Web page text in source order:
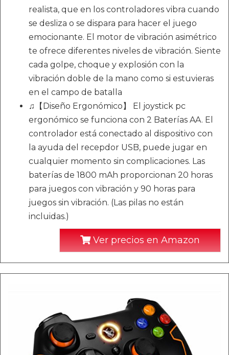
realista, que en los controladores vibra cuando
se desliza o se dispara para hacer el juego
emocionante. El motor de vibración asimétrico
te ofrece diferentes niveles de vibración. Siente
cada golpe, choque y explosión con la
vibración doble de la mano como si estuvieras
en el campo de batalla
♫【Diseño Ergonómico】 El joystick pc
ergonómico se funciona con 2 Baterías AA. El
controlador está conectado al dispositivo con
la ayuda del recepdor USB, puede jugar en
cualquier momento sin complicaciones. Las
baterías de 1800 mAh proporcionan 20 horas
para juegos con vibración y 90 horas para
juegos sin vibración. (Las pilas no están
incluidas.)
Ver precios en Amazon